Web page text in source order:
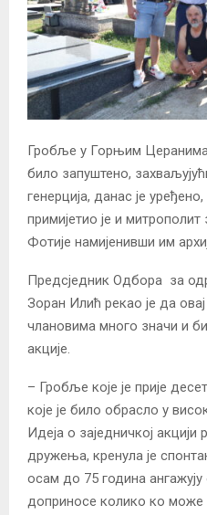
Гробље у Горњим Церанима,
било запуштено,
генерција, данас је
примијетио је и
Фотије намијенивши им
Предсједник Одбора за
Зоран Илић рекао је да
члановима много значи и
акције.
– Гробље које је прије
које је било обрасло у
Идеја о заједничкој
дружења, кренула је
осам до 75 година
доприносе колико ко може